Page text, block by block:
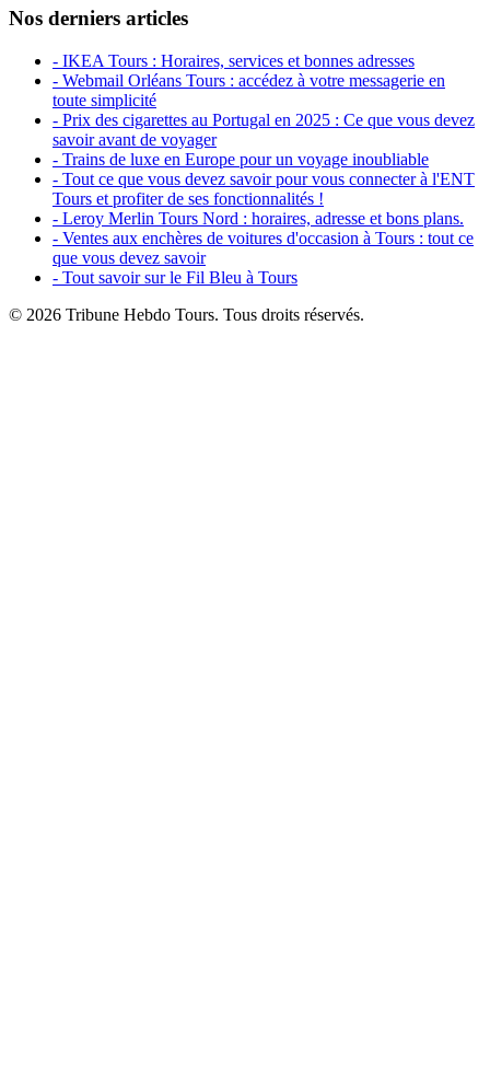
Nos derniers articles
- IKEA Tours : Horaires, services et bonnes adresses
- Webmail Orléans Tours : accédez à votre messagerie en
toute simplicité
- Prix des cigarettes au Portugal en 2025 : Ce que vous devez
savoir avant de voyager
- Trains de luxe en Europe pour un voyage inoubliable
- Tout ce que vous devez savoir pour vous connecter à l'ENT
Tours et profiter de ses fonctionnalités !
- Leroy Merlin Tours Nord : horaires, adresse et bons plans.
- Ventes aux enchères de voitures d'occasion à Tours : tout ce
que vous devez savoir
- Tout savoir sur le Fil Bleu à Tours
© 2026 Tribune Hebdo Tours. Tous droits réservés.